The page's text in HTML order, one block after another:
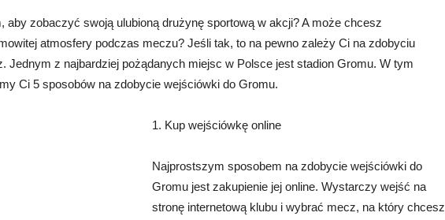
aby zobaczyć swoją ulubioną drużynę sportową w akcji? A może chcesz
atmosfery podczas meczu? Jeśli tak, to na pewno zależy Ci na zdobyciu
Jednym z najbardziej pożądanych miejsc w Polsce jest stadion Gromu. W tym
Ci 5 sposobów na zdobycie wejściówki do Gromu.
1. Kup wejściówkę online
Najprostszym sposobem na zdobycie wejściówki do
Gromu jest zakupienie jej online. Wystarczy wejść na
stronę internetową klubu i wybrać mecz, na który chcesz